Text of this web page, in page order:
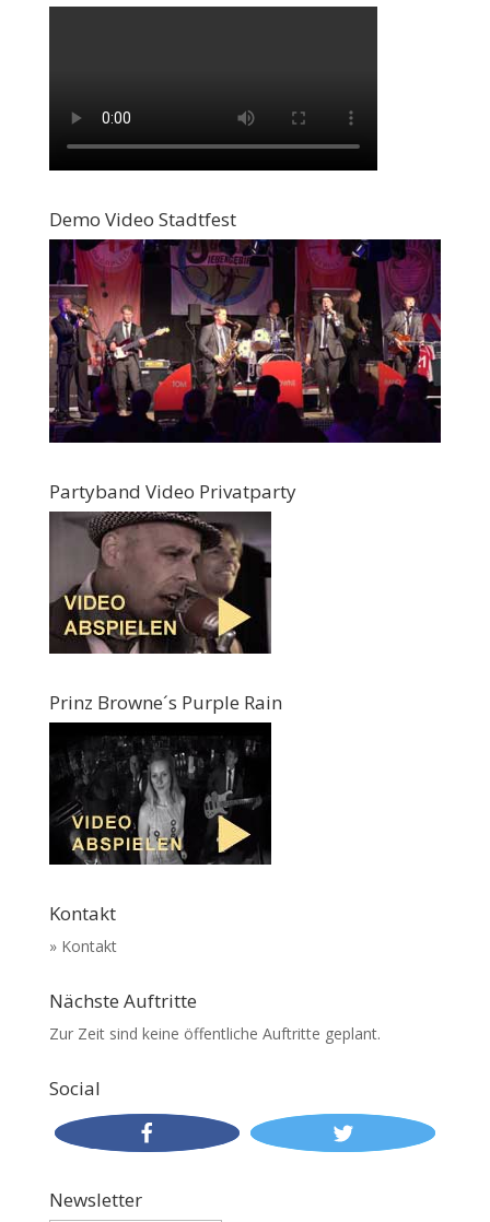
Demo Video Stadtfest
Partyband Video Privatparty
Prinz Browne´s Purple Rain
Kontakt
» Kontakt
Nächste Auftritte
Zur Zeit sind keine öffentliche Auftritte geplant.
Social
Newsletter